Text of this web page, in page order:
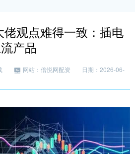
观点难得一致：插电
产品
网站：倍悦网配资
日期：2026-06-